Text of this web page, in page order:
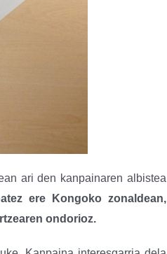
ari den kanpainaren albistea
ere Kongoko zonaldean,
ondorioz.